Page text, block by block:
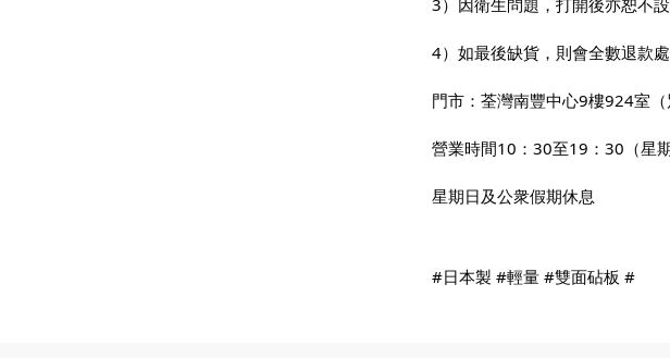
3）因衛生問題，打開後亦恕不
4）如最後缺貨，則會全數退款
門市：荃灣南豐中心9樓924室（
營業時間10：30至19：30（星期
星期日及公衆假期休息
#日本製 #輕量 #雙面砧板 #